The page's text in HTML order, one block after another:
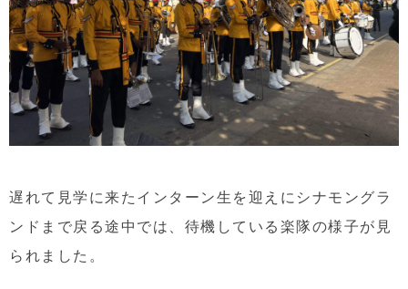
遅れて見学に来たインターン生を迎えにシナモングラ
ンドまで戻る途中では、待機している楽隊の様子が見
られました。